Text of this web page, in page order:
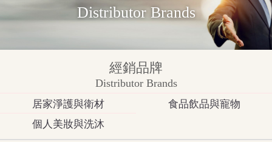
Distributor Brands
經銷品牌
Distributor Brands
居家淨護與衛材
食品飲品與寵物
個人美妝與洗沐